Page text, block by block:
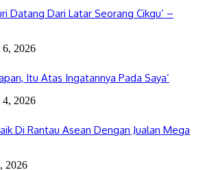
Datang Dari Latar Seorang Cikgu’ –
2026
Itu Atas Ingatannya Pada Saya’
2026
Di Rantau Asean Dengan Jualan Mega
2026